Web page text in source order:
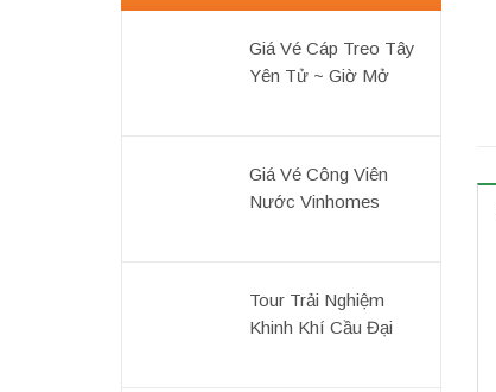
Giá Vé Cáp Treo Tây
Yên Tử ~ Giờ Mở
Giá Vé Công Viên
Nước Vinhomes
Tour Trải Nghiệm
Khinh Khí Cầu Đại